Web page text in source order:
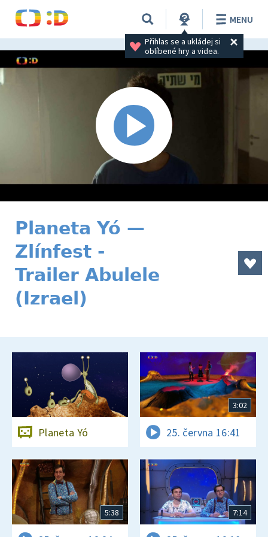
Přihlas se a ukládej si
oblíbené hry a videa.
MENU
Planeta Yó —
Zlínfest -
Trailer Abulele
(Izrael)
Planeta Yó
3:02
25. června 16:41
5:38 7:14